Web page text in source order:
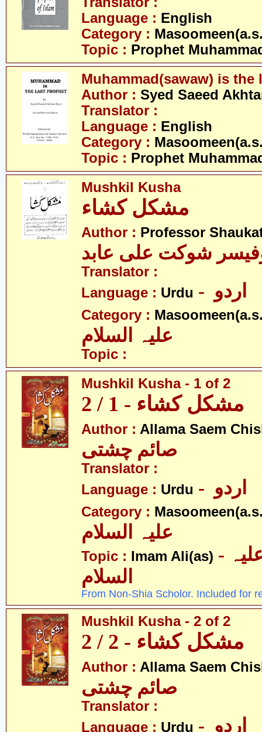
Language : English
Category :
Topic : Prophet
Muhammad(sawaw) is the
Author : Syed Saeed
Translator :
Language : English
Category :
Topic : Prophet
Mushkil Kusha
مشکل کشاء
Author : Professor
شوکت علی عابد
Translator :
Language : Urdu
Category :
Topic :
Mushkil Kusha - 1 of 2
مشکل کشاء - 1 / 2
Author : Allama Saem
صائم چشتی
Translator :
Language : Urdu
Category :
Topic : Imam Ali(as) - امام علی علیہ
السلام
From Non-Shia Scholor. Included for
Mushkil Kusha - 2 of 2
مشکل کشاء - 2 / 2
Author : Allama Saem
صائم چشتی
Translator :
Language : Urdu